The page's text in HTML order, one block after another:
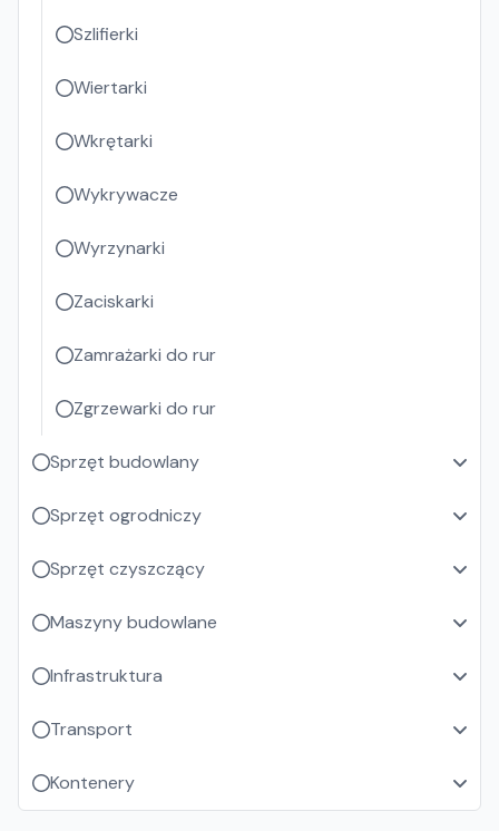
Szlifierki
Wiertarki
Wkrętarki
Wykrywacze
Wyrzynarki
Zaciskarki
Zamrażarki do rur
Zgrzewarki do rur
Sprzęt budowlany
Sprzęt ogrodniczy
Sprzęt czyszczący
Maszyny budowlane
Infrastruktura
Transport
Kontenery